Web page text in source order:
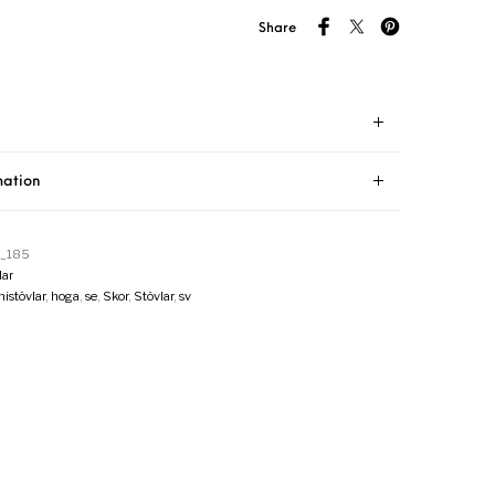
Share
, hoga se, Skor, Stövlar, sv